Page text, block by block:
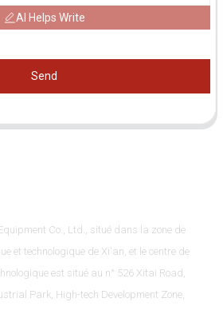
AI Helps Write
Send
Co., Ltd., situé dans la zone de
et technologique de Xi'an, et le centre de
est situé au n° 526 Xitai Road,
Park, High-tech Development Zone,